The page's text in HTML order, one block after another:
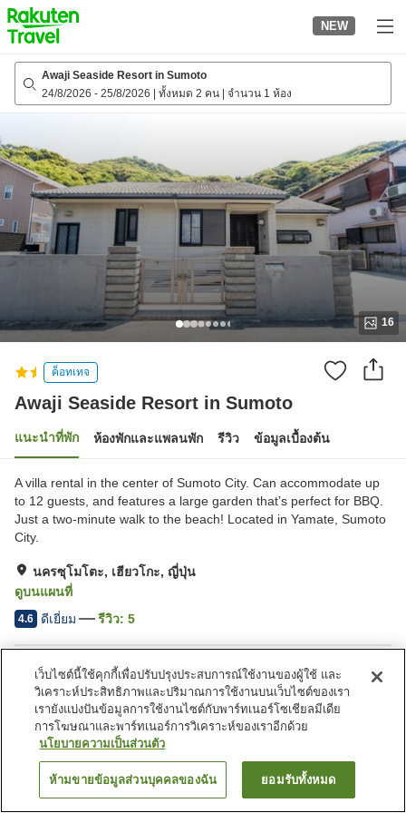
to
top
page
NEW
Awaji Seaside Resort in Sumoto
24/8/2026 - 25/8/2026 ทั้งหมด 2 คน จำนวน 1 ห้อง
16
ค็อทเทจ
Awaji Seaside Resort in Sumoto
แนะนำที่พัก ห้องพักและแพลนพัก รีวิว ข้อมูลเบื้องต้น
A villa rental in the center of Sumoto City. Can accommodate up
to 12 guests, and features a large garden that’s perfect for BBQ.
Just a two-minute walk to the beach! Located in Yamate, Sumoto
City.
นครซุโมโตะ, เฮียวโกะ, ญี่ปุ่น
ดูบนแผนที่
4.6 ดีเยี่ยม รีวิว: 5
สิ่งอำนวยความสะดวกในที่พัก
ที่จอดรถ
พื้นที่นอกห้องพักรองรับสัตว์
เลี้ยง
หน้าแรก ญี่ปุ่น เฮียวโกะ
นครซุโมโตะ
Awaji Seaside Resort in Sumotoค้นหาห้องพัก
เว็บไซต์นี้ใช้คุกกี้เพื่อปรับปรุงประสบการณ์ใช้งานของผู้ใช้ และ
วิเคราะห์ประสิทธิภาพและปริมาณการใช้งานบนเว็บไซต์ของเรา
เรายังแบ่งปันข้อมูลการใช้งานไซต์กับพาร์ทเนอร์โซเชียลมีเดีย
การโฆษณาและพาร์ทเนอร์การวิเคราะห์ของเราอีกด้วย
นโยบายความเป็นส่วนตัว
ห้ามขายข้อมูลส่วนบุคคลของฉัน ยอมรับทั้งหมด